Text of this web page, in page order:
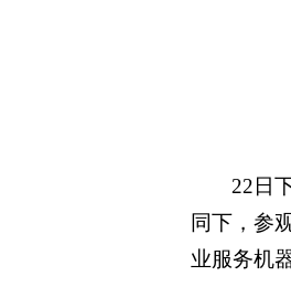
22日
同下，参
业服务机